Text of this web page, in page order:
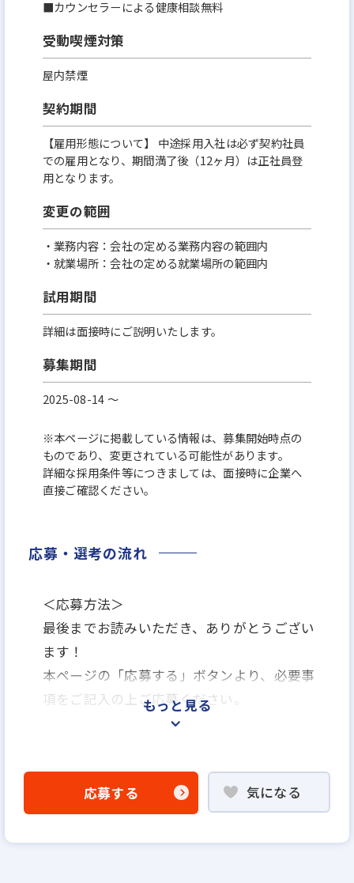
■カウンセラーによる健康相談無料
受動喫煙対策
屋内禁煙
契約期間
【雇用形態について】 中途採用入社は必ず契約社員
での雇用となり、期間満了後（12ヶ月）は正社員登
用となります。
変更の範囲
・業務内容：会社の定める業務内容の範囲内
・就業場所：会社の定める就業場所の範囲内
試用期間
詳細は面接時にご説明いたします。
募集期間
2025-08-14 〜
※本ページに掲載している情報は、募集開始時点の
ものであり、変更されている可能性があります。
詳細な採用条件等につきましては、面接時に企業へ
直接ご確認ください。
応募・選考の流れ
＜応募方法＞
最後までお読みいただき、ありがとうござい
ます！
本ページの「応募する」ボタンより、必要事
項をご記入の上ご応募ください。
「応募する」よりエントリー
WEB応募書類による書類選考
▼
もっと見る
応募する 気になる